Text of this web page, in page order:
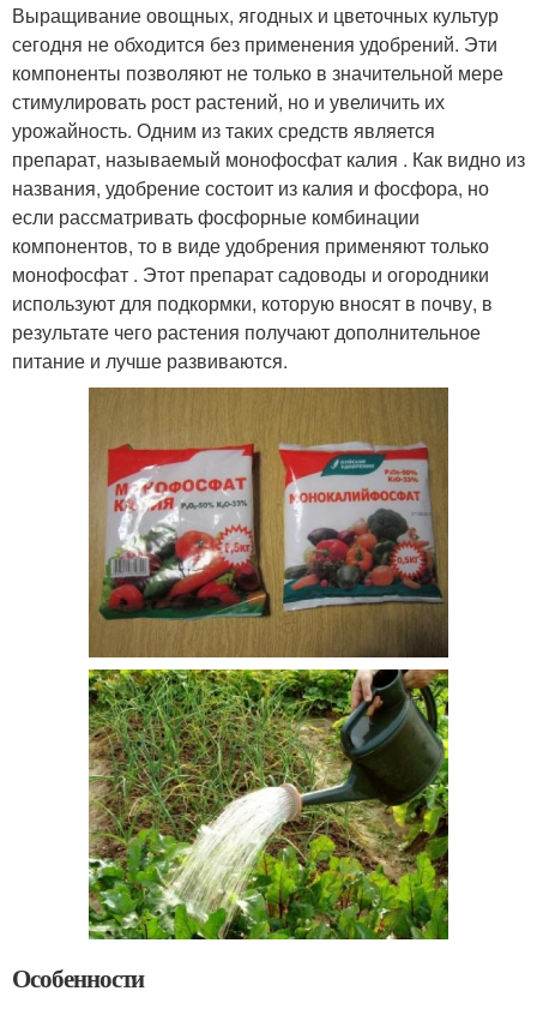
Выращивание овощных, ягодных и цветочных культур
сегодня не обходится без применения удобрений. Эти
компоненты позволяют не только в значительной мере
стимулировать рост растений, но и увеличить их
урожайность. Одним из таких средств является
препарат, называемый монофосфат калия . Как видно из
названия, удобрение состоит из калия и фосфора, но
если рассматривать фосфорные комбинации
компонентов, то в виде удобрения применяют только
монофосфат . Этот препарат садоводы и огородники
используют для подкормки, которую вносят в почву, в
результате чего растения получают дополнительное
питание и лучше развиваются.
Особенности